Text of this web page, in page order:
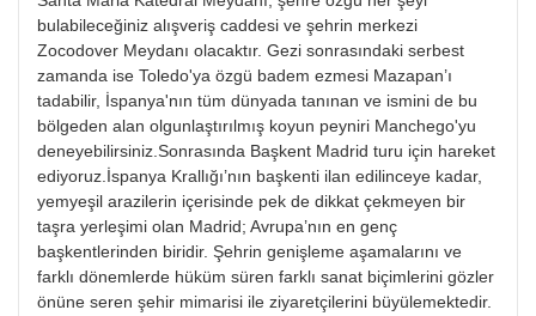
bulabileceğiniz alışveriş caddesi ve şehrin merkezi
Zocodover Meydanı olacaktır. Gezi sonrasındaki serbest
zamanda ise Toledo'ya özgü badem ezmesi Mazapan’ı
tadabilir, İspanya'nın tüm dünyada tanınan ve ismini de bu
bölgeden alan olgunlaştırılmış koyun peyniri Manchego'yu
deneyebilirsiniz.Sonrasında Başkent Madrid turu için hareket
ediyoruz.İspanya Krallığı’nın başkenti ilan edilinceye kadar,
yemyeşil arazilerin içerisinde pek de dikkat çekmeyen bir
taşra yerleşimi olan Madrid; Avrupa’nın en genç
başkentlerinden biridir. Şehrin genişleme aşamalarını ve
farklı dönemlerde hüküm süren farklı sanat biçimlerini gözler
önüne seren şehir mimarisi ile ziyaretçilerini büyülemektedir.